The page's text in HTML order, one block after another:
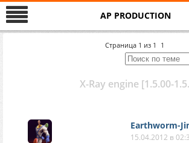
AP PRODUCTION
Страница 1 из 1 1
X-Ray engine [1.5.00-
Earthworm-
15.04.2012 в